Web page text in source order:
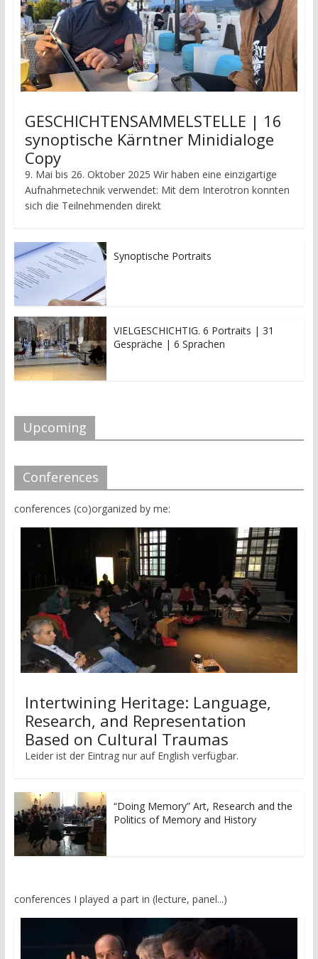
GESCHICHTENSAMMELSTELLE | 16
synoptische Kärntner Minidialoge
Copy
9. Mai bis 26. Oktober 2025 Wir haben eine einzigartige
Aufnahmetechnik verwendet: Mit dem Interotron konnten
sich die Teilnehmenden direkt
Synoptische Portraits
VIELGESCHICHTIG. 6 Portraits | 31
Gespräche | 6 Sprachen
Upcoming
Conferences
conferences (co)organized by me:
Intertwining Heritage: Language,
Research, and Representation
Based on Cultural Traumas
Leider ist der Eintrag nur auf English verfügbar.
“Doing Memory” Art, Research and the
Politics of Memory and History
conferences I played a part in (lecture, panel...)